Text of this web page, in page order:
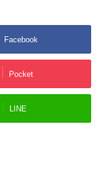
Facebook
Pocket
LINE